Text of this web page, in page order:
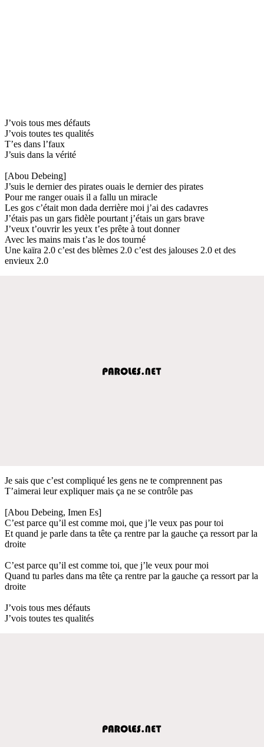
J’vois tous mes défauts
J’vois toutes tes qualités
T’es dans l’faux
J’suis dans la vérité
[Abou Debeing]
J’suis le dernier des pirates ouais le dernier des pirates
Pour me ranger ouais il a fallu un miracle
Les gos c’était mon dada derrière moi j’ai des cadavres
J’étais pas un gars fidèle pourtant j’étais un gars brave
J’veux t’ouvrir les yeux t’es prête à tout donner
Avec les mains mais t’as le dos tourné
Une kaïra 2.0 c’est des blèmes 2.0 c’est des jalouses 2.0 et des
envieux 2.0
Je sais que c’est compliqué les gens ne te comprennent pas
T’aimerai leur expliquer mais ça ne se contrôle pas
[Abou Debeing, Imen Es]
C’est parce qu’il est comme moi, que j’le veux pas pour toi
Et quand je parle dans ta tête ça rentre par la gauche ça ressort par la
droite
C’est parce qu’il est comme toi, que j’le veux pour moi
Quand tu parles dans ma tête ça rentre par la gauche ça ressort par la
droite
J’vois tous mes défauts
J’vois toutes tes qualités